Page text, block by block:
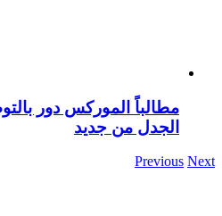
مطالباً الموركس دور
الجدل من جديد
Previous Next